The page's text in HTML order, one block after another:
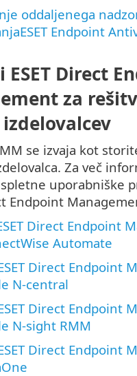
oddaljenega
Endpoint
Direct
za
se izvaja kot
Za več
uporabniške
Endpoint
Direct Endpoint
Automate
Direct Endpoint
N-central
Direct Endpoint
N-sight RMM
Direct Endpoint